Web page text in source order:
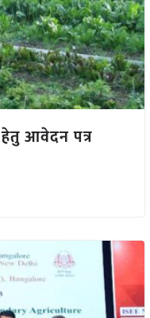
हेतु आवेदन पत्र